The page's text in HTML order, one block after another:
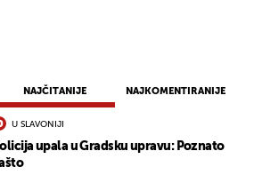
NAJČITANIJE NAJKOMENTIRANIJE
U SLAVONIJI
upala u Gradsku upravu: Poznato